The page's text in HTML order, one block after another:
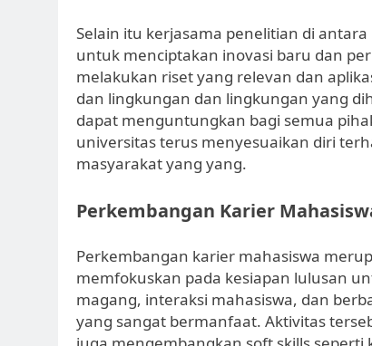
Selain itu kerjasama penelitian di
untuk menciptakan inovasi baru dan
melakukan riset yang relevan dan
dan lingkungan dan lingkungan yang
dapat menguntungkan bagi semua
universitas terus menyesuaikan diri
masyarakat yang yang.
Perkembangan Karier
Perkembangan karier mahasiswa
memfokuskan pada kesiapan lulusan
magang, interaksi mahasiswa, dan
yang sangat bermanfaat. Aktivitas